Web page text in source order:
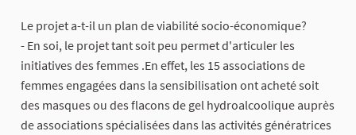
Le projet a-t-il un plan de viabilité socio-économique?
- En soi, le projet tant soit peu permet d'articuler les
initiatives des femmes .En effet, les 15 associations de
femmes engagées dans la sensibilisation ont acheté soit
des masques ou des flacons de gel hydroalcoolique auprès
de associations spécialisées dans las activités génératrices